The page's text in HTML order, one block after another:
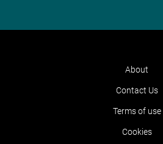
About
Contact Us
Terms of use
Cookies